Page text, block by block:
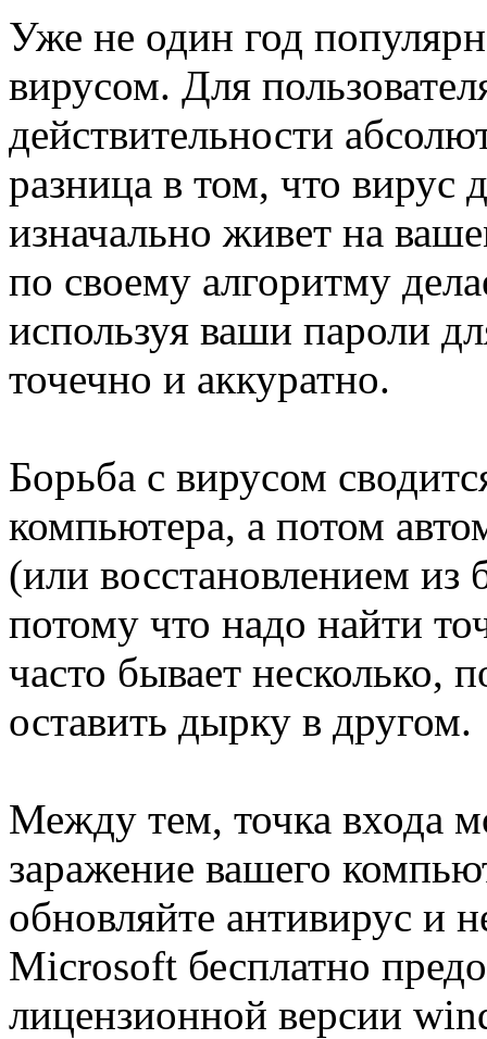
Уже не один год
вирусом. Для
действительности
разница в том, что вирус
изначально живет на
по своему алгоритму
используя ваши пароли
точечно и аккуратно.
Борьба с вирусом
компьютера, а потом
(или восстановлением из
потому что надо найти
часто бывает несколько,
оставить дырку в другом.
Между тем, точка входа
заражение вашего
обновляйте антивирус и
Microsoft бесплатно
лицензионной версии